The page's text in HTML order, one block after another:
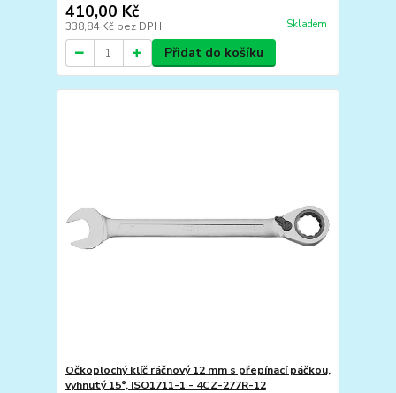
410,00 Kč
338,84 Kč bez DPH Skladem
Přidat do košíku
Očkoplochý klíč ráčnový 12 mm s přepínací páčkou,
vyhnutý 15°, ISO1711-1 - 4CZ-277R-12